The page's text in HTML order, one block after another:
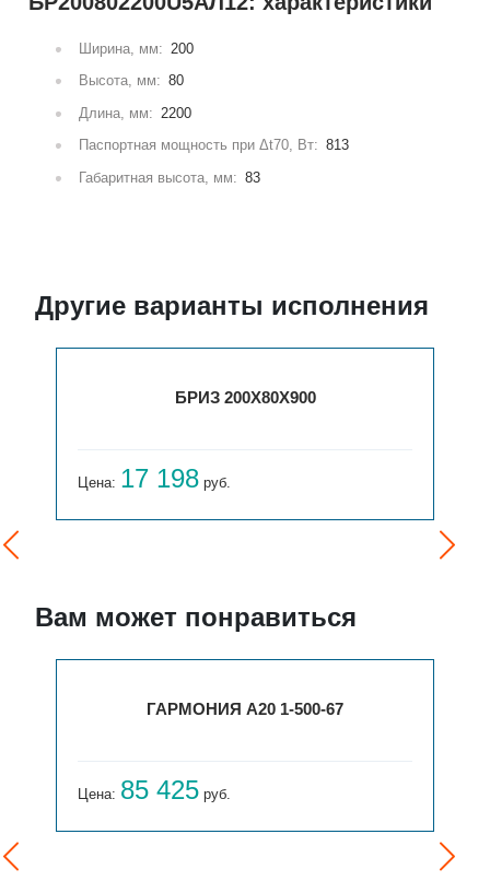
Ширина, мм: 200
Высота, мм: 80
Длина, мм: 2200
Паспортная мощность при Δt70, Вт: 813
Габаритная высота, мм: 83
Другие варианты исполнения
БРИЗ 200Х80Х900
Цена: 17 198 руб.
Вам может понравиться
ГАРМОНИЯ А20 1-500-67
Цена: 85 425 руб.